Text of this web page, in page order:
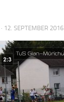
· 12. SEPTEMBER 2016